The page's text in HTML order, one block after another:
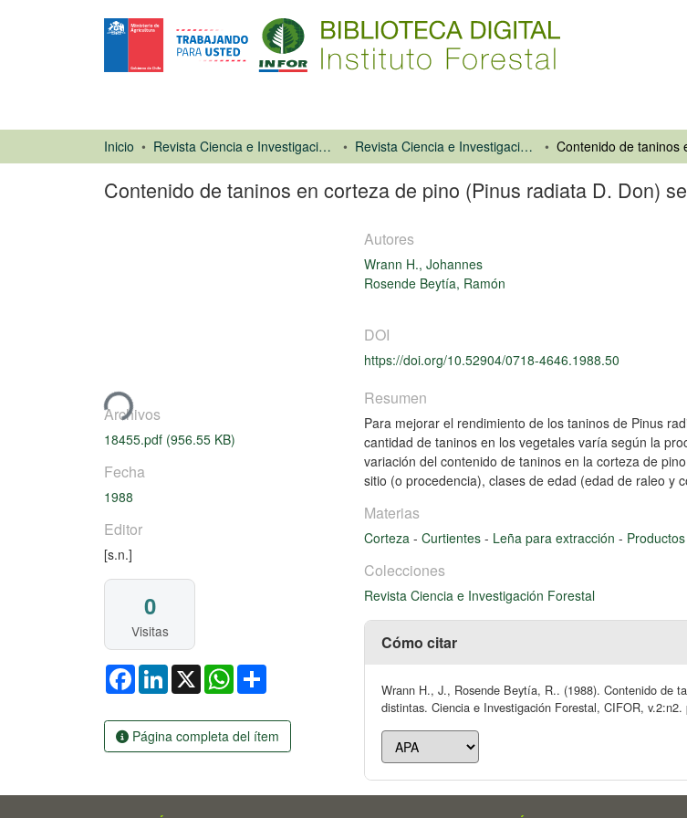
Inicio Revista Ciencia e Investigación Forestal (CIFOR) Revista Ciencia e Investigación Forestal
Contenido de taninos en corteza de pino (Pinus radiata D. Don)
Cargando...
Archivos
18455.pdf (956.55 KB)
Fecha
1988
Editor
[s.n.]
0
Visitas
FacebookLinkedIn
X WhatsApp
Página completa del ítem
Autores
Wrann H., Johannes
Rosende Beytía, Ramón
DOI
https://doi.org/10.52904/0718-4646.1988.50
Resumen
Para mejorar el rendimiento de los taninos de Pinus
cantidad de taninos en los vegetales varía según la
variación del contenido de taninos en la corteza de
sitio (o procedencia), clases de edad (edad de raleo y
Materias
Corteza - Curtientes - Leña para extracción -
Colecciones
Revista Ciencia e Investigación Forestal
Cómo citar
Wrann H., J., Rosende Beytía, R.. (1988). Contenido de
distintas. Ciencia e Investigación Forestal, CIFOR,